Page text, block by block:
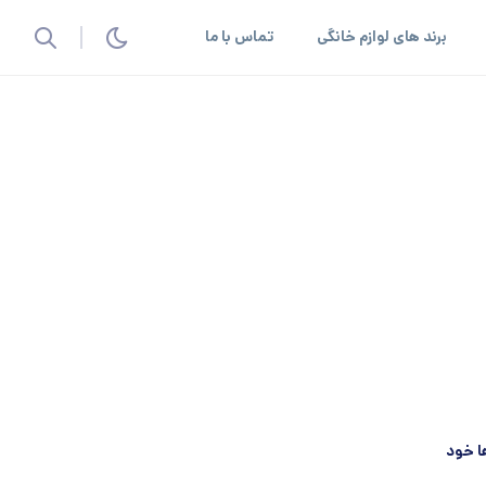
برند های لوازم خانگی تماس با ما
تا ۱۰ درصدی قیمت ها خود